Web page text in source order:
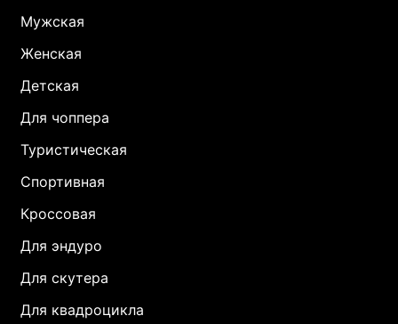
Мужская
Женская
Детская
Для чоппера
Туристическая
Спортивная
Кроссовая
Для эндуро
Для скутера
Для квадроцикла